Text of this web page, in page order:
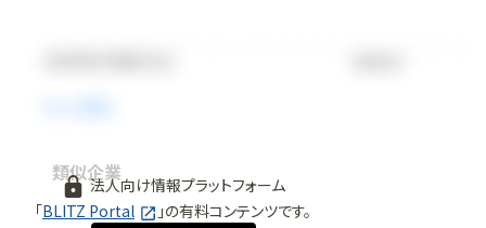
法人向け情報プラットフォーム
「BLITZ Portal 」の有料コンテンツです。
類似企業